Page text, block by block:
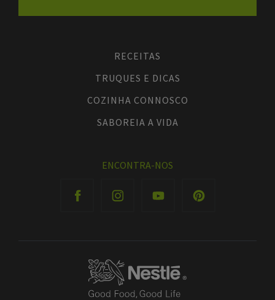
RECEITAS
TRUQUES E DICAS
COZINHA CONNOSCO
SABOREIA A VIDA
ENCONTRA-NOS